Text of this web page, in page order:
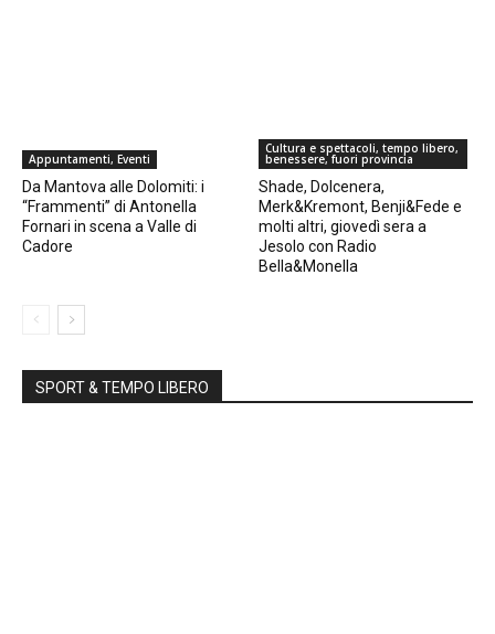
Appuntamenti, Eventi
Da Mantova alle Dolomiti: i
“Frammenti” di Antonella
Fornari in scena a Valle di
Cadore
Cultura e spettacoli, tempo libero,
benessere, fuori provincia
Shade, Dolcenera,
Merk&Kremont, Benji&Fede e
molti altri, giovedì sera a
Jesolo con Radio
Bella&Monella
SPORT & TEMPO LIBERO